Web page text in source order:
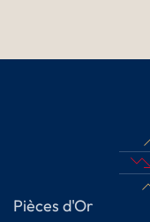
Pièces d'Or